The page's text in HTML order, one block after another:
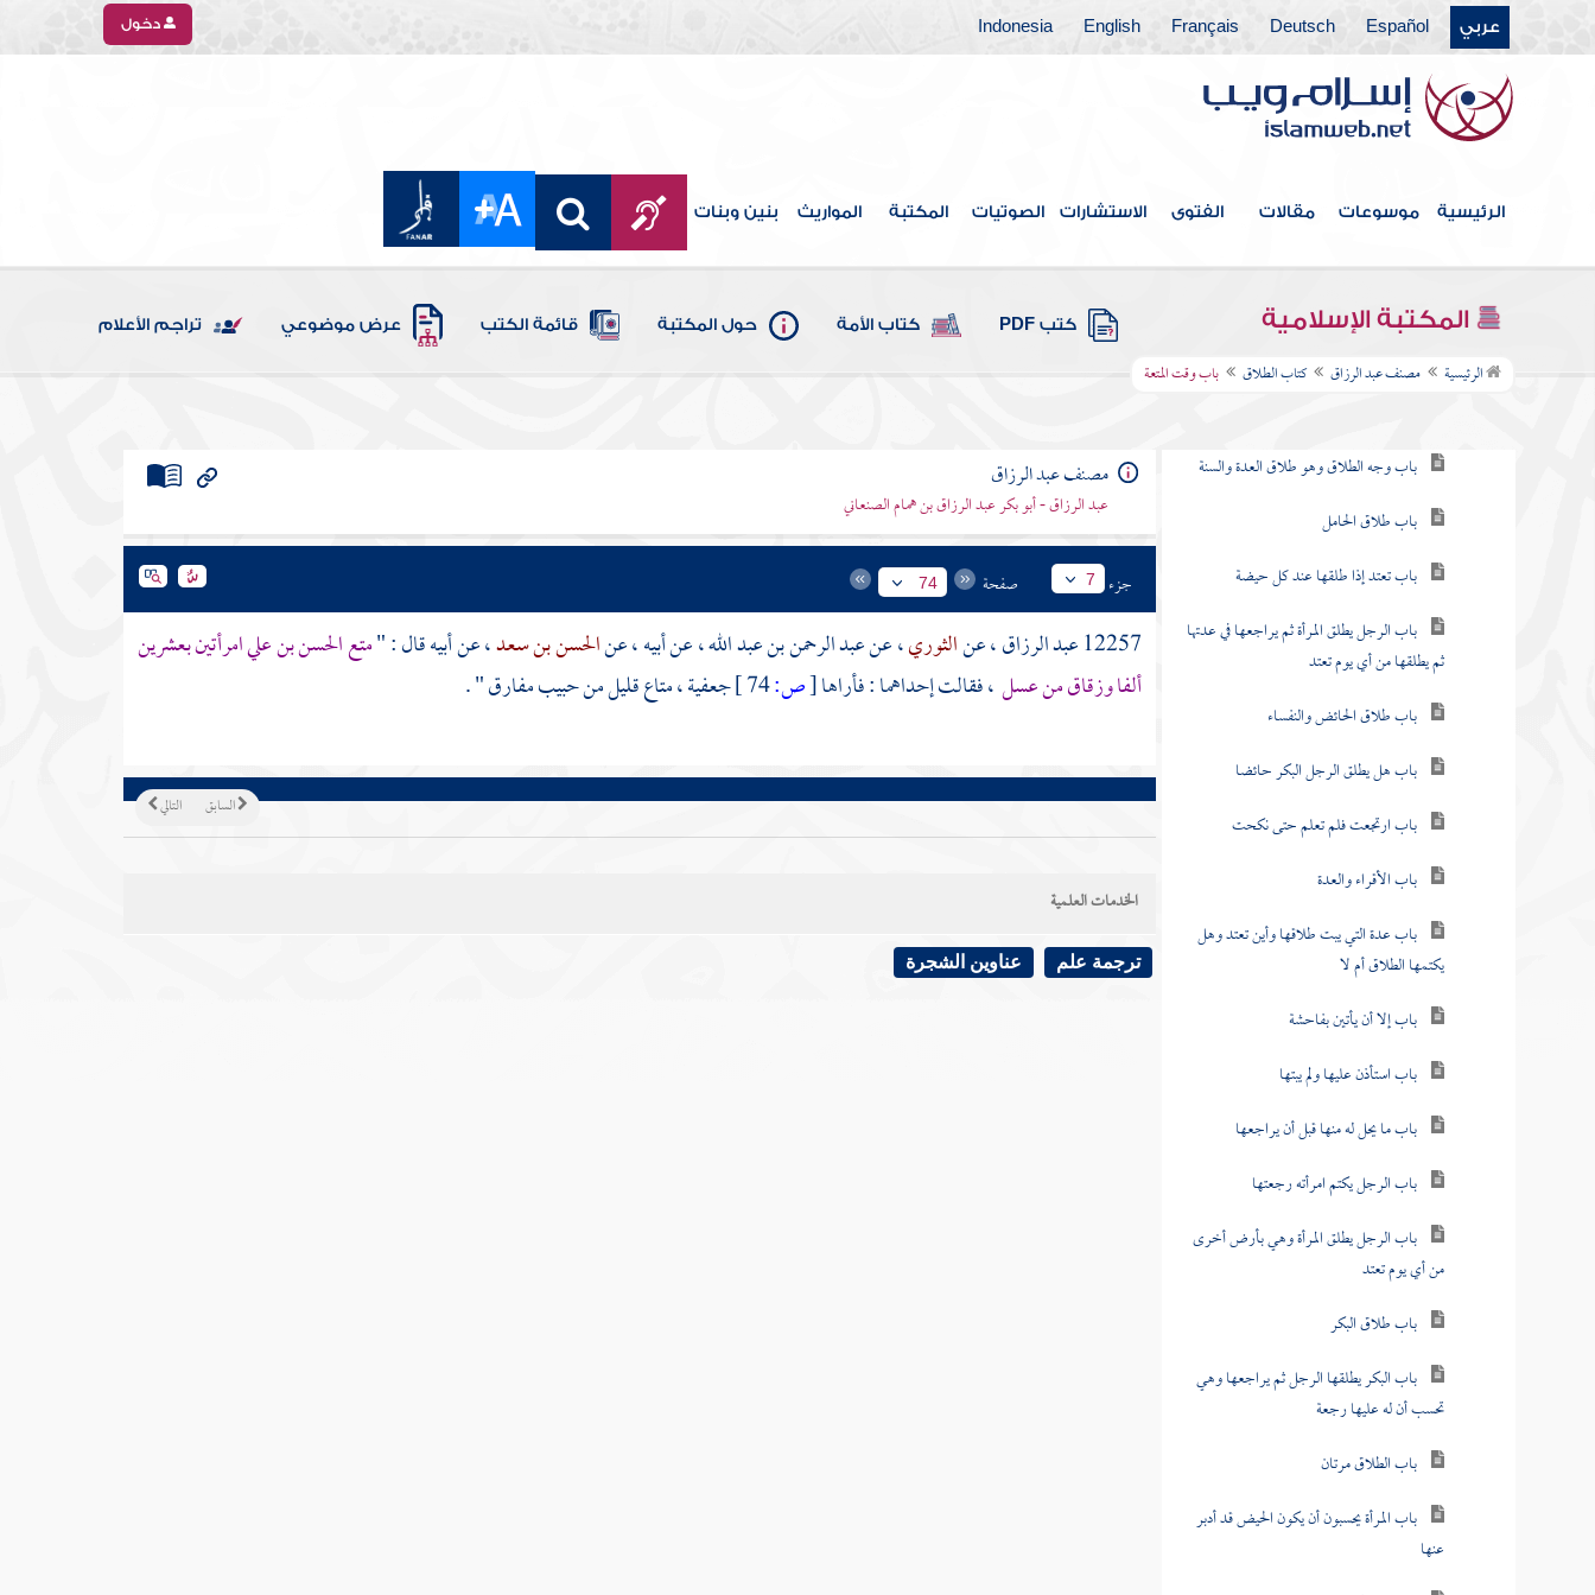
عربي Español
Deutsch
Français
English
Indonesia دخول
الرئيسية موسوعات مقالات الفتوى الاستشارات الصوتيات المكتبة المواريث بنين وبنات
المكتبة الإسلامية كتب PDF كتاب الأمة حول المكتبة قائمة الكتب عرض موضوعي تراجم الأعلام
الرئيسية مصنف عبد الرزاق كتاب الطلاق باب وقت المتعة
كتاب الاعتكاف
كتاب المناسك
كتاب الجهاد
كتاب المغازي
كتاب أهل الكتاب
كتاب النكاح
كتاب الطلاق
باب وجه الطلاق وهو طلاق العدة والسنة
باب طلاق الحامل
باب تعتد إذا طلقها عند كل حيضة
باب الرجل يطلق المرأة ثم يراجعها في عدتها
ثم يطلقها من أي يوم تعتد
باب طلاق الحائض والنفساء
باب هل يطلق الرجل البكر حائضا
باب ارتجعت فلم تعلم حتى نكحت
باب الأقراء والعدة
باب عدة التي يبت طلاقها وأين تعتد وهل
يكتمها الطلاق أم لا
باب إلا أن يأتين بفاحشة
باب استأذن عليها ولم يبتها
باب ما يحل له منها قبل أن يراجعها
باب الرجل يكتم امرأته رجعتها
باب الرجل يطلق المرأة وهي بأرض أخرى
من أي يوم تعتد
باب طلاق البكر
باب البكر يطلقها الرجل ثم يراجعها وهي
تحسب أن له عليها رجعة
باب الطلاق مرتان
باب المرأة يحسبون أن يكون الحيض قد أدبر
عنها
مصنف عبد الرزاق
عبد الرزاق - أبو بكر عبد الرزاق بن همام الصنعاني
جزء 7 صفحة 74
12257عبد الرزاق، عنالثوري، عنعبد الرحمن بن عبد الله، عن أبيه ، عنالحسن بن سعد، عن أبيه قال : "متعالحسن بن عليامرأتين بعشرين
ألفا وزقاق من عسل، فقالت إحداهما : فأراها[ص: جعفية ، متاع قليل من حبيب مفارق " .
التالي السابق
الخدمات العلمية
ترجمة علم عناوين الشجرة